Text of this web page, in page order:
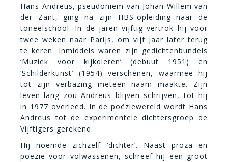
Hans Andreus, pseudoniem van Johan Willem van
der Zant, ging na zijn HBS-opleiding naar de
toneelschool. In de jaren vijftig vertrok hij voor
twee weken naar Parijs, om vijf jaar later terug
te keren. Inmiddels waren zijn gedichtenbundels
‘Muziek voor kijkdieren’ (debuut 1951) en
‘Schilderkunst’ (1954) verschenen, waarmee hij
tot zijn verbazing meteen naam maakte. Zijn
leven lang zou Andreus blijven schrijven, tot hij
in 1977 overleed. In de poëziewereld wordt Hans
Andreus tot de experimentele dichtersgroep de
Vijftigers gerekend.
Hij noemde zichzelf ‘dichter’. Naast proza en
poëzie voor volwassenen, schreef hij een groot